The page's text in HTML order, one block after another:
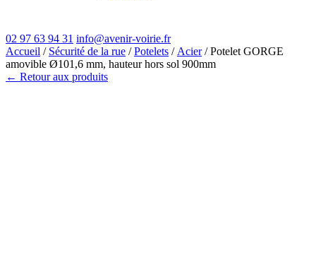
02 97 63 94 31 info@avenir-voirie.fr
Accueil / Sécurité de la rue /Potelets / Acier/ Potelet GORGE
amovible Ø101,6 mm, hauteur hors sol 900mm
← Retour aux produits